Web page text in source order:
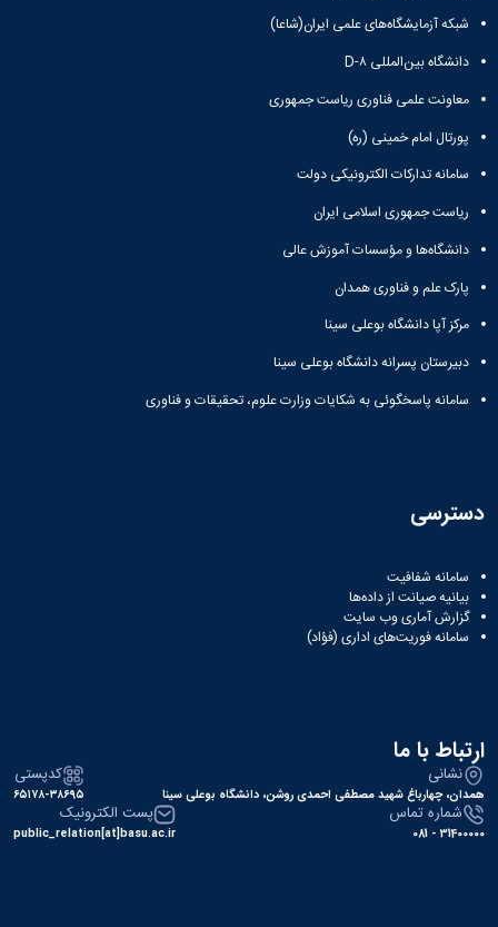
شبکه آزمایشگاه‌های علمی ایران(شاعا)
دانشگاه بین‌المللی D-۸
معاونت علمی فناوری ریاست جمهوری
پورتال امام خمینی (ره)
سامانه تدارکات الکترونیکی دولت
ریاست جمهوری اسلامی ایران
دانشگاه‌ها و مؤسسات آموزش عالی
پارک علم و فناوری همدان
مرکز آپا دانشگاه بوعلی سینا
دبیرستان پسرانه دانشگاه بوعلی سینا
سامانه پاسخگوئی به شکایات وزارت علوم، تحقیقات و فناوری
دسترسی
سامانه شفافیت
بیانیه صیانت از داده‌ها
گزارش آماری وب‌ سایت
سامانه فوریت‌های اداری (فؤاد)
ارتباط با ما
نشانی
همدان، چهارباغ شهید مصطفی احمدی روشن، دانشگاه بوعلی سینا
کدپستی
۶۵۱۷۸-۳۸۶۹۵
شماره تماس
31400000 - 081
پست الکترونیک
public_relation[at]basu.ac.ir